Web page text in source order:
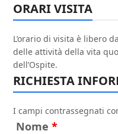
ORARI VISITA
L’orario di visita è libero
delle attività della vita
dell’Ospite.
RICHIESTA
I campi contrassegnati
Nome*